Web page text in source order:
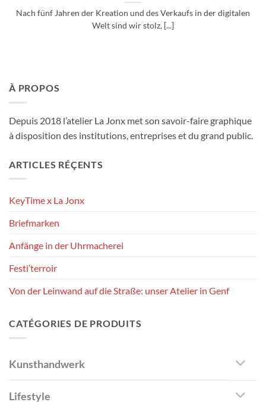
Nach fünf Jahren der Kreation und des Verkaufs in der digitalen
Welt sind wir stolz, [...]
À PROPOS
Depuis 2018 l’atelier La Jonx met son savoir-faire graphique
à disposition des institutions, entreprises et du grand public.
ARTICLES RÉÇENTS
KeyTime x La Jonx
Briefmarken
Anfänge in der Uhrmacherei
Festi’terroir
Von der Leinwand auf die Straße: unser Atelier in Genf
CATÉGORIES DE PRODUITS
Kunsthandwerk
Lifestyle